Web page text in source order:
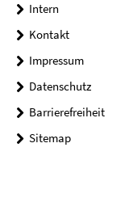
Intern
Kontakt
Impressum
Datenschutz
Barrierefreiheit
Sitemap